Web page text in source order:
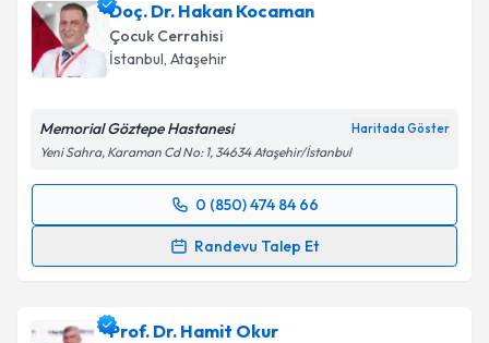
Doç. Dr. Hakan Kocaman
Çocuk Cerrahisi
İstanbul, Ataşehir
Memorial Göztepe Hastanesi Haritada Göster
Yeni Sahra, Karaman Cd No: 1, 34634 Ataşehir/İstanbul
0 (850) 474 84 66
Randevu Talep Et
Randevu Takvimi Talebi
takvim hazırlandığında e-posta ile bilgilendireceğiz.
Prof. Dr. Hamit Okur